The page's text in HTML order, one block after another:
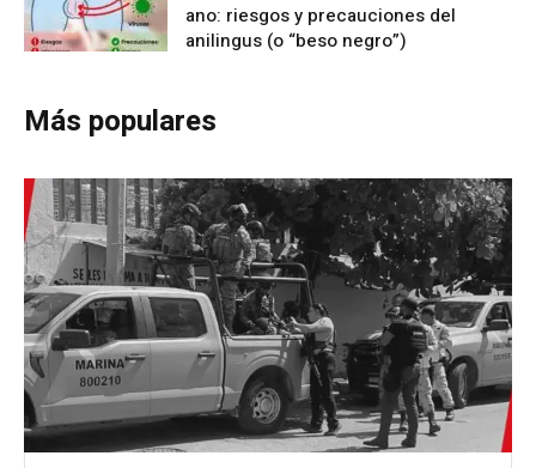
ano: riesgos y precauciones del
anilingus (o “beso negro”)
Más populares